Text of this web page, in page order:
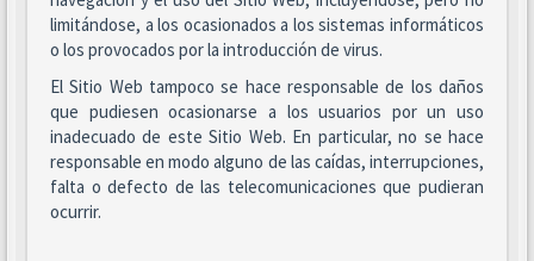
limitándose, a los ocasionados a los sistemas informáticos
o los provocados por la introducción de virus.
El Sitio Web tampoco se hace responsable de los daños
que pudiesen ocasionarse a los usuarios por un uso
inadecuado de este Sitio Web. En particular, no se hace
responsable en modo alguno de las caídas, interrupciones,
falta o defecto de las telecomunicaciones que pudieran
ocurrir.